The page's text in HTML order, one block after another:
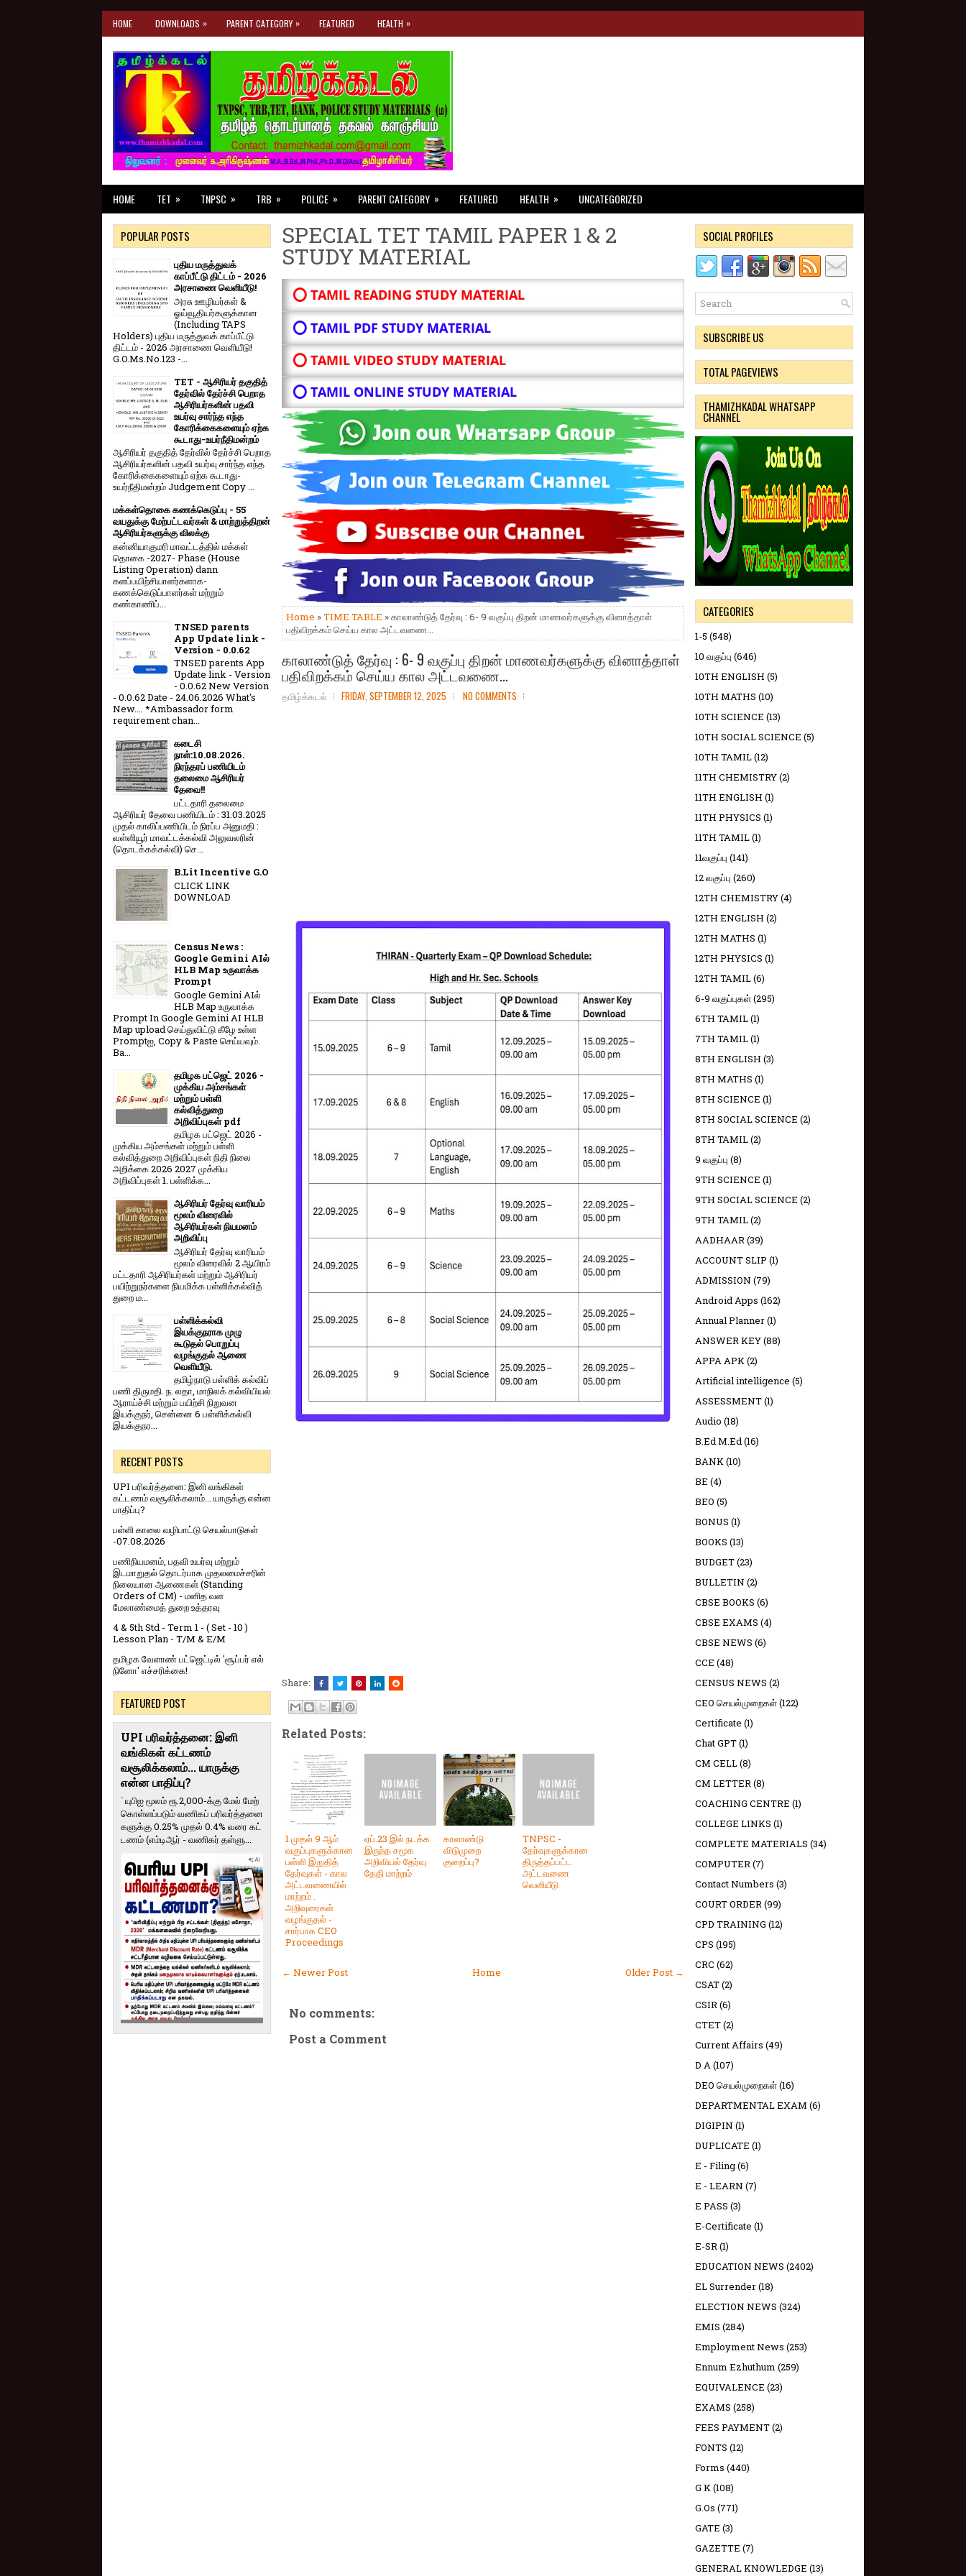
HOME DOWNLOADS » PARENT CATEGORY » FEATURED HEALTH »
HOME TET » TNPSC » TRB » POLICE » PARENT CATEGORY » FEATURED HEALTH » UNCATEGORIZED
SPECIAL TET TAMIL PAPER 1 & 2
STUDY MATERIAL
⭕ TAMIL READING STUDY MATERIAL
⭕ TAMIL PDF STUDY MATERIAL
⭕ TAMIL VIDEO STUDY MATERIAL
⭕ TAMIL ONLINE STUDY MATERIAL
Home »TIME TABLE » காலாண்டுத் தேர்வு : 6- 9 வகுப்பு திறன் மாணவர்களுக்கு வினாத்தாள்
பதிவிறக்கம் செய்ய கால அட்டவணை...
காலாண்டுத் தேர்வு : 6- 9 வகுப்பு திறன் மாணவர்களுக்கு வினாத்தாள்
பதிவிறக்கம் செய்ய கால அட்டவணை...
தமிழ்க்கடல் FRIDAY, SEPTEMBER 12, 2025 NO COMMENTS
Share:
Related Posts:
1 முதல் 9 ஆம்
வகுப்புகளுக்கான
பள்ளி இறுதித்
தேர்வுகள் - கால
அட்டவணையில்
மாற்றம் .
அறிவுரைகள்
வழங்குதல் -
சார்பாக CEO
Proceedings
ஏப்.23 இல் நடக்க
இருந்த சமூக
அறிவியல் தேர்வு
தேதி மாற்றம்
காலாண்டு
விடுமுறை
குறைப்பு?
TNPSC -
தேர்வுகளுக்கான
திருத்தப்பட்ட
அட்டவணை
வெளியீடு
← Newer Post Older Post →
Home
No comments:
Post a Comment
POPULAR POSTS
புதிய மருத்துவக்
காப்பீட்டு திட்டம் - 2026
அரசாணை வெளியீடு!
அரசு ஊழியர்கள் &
ஓய்வூதியர்களுக்கான
(Including TAPS
Holders) புதிய மருத்துவக் காப்பீட்டு
திட்டம் - 2026 அரசாணை வெளியீடு!
G.O.Ms.No.123 -...
TET - ஆசிரியர் தகுதித்
தேர்வில் தேர்ச்சி பெறாத
ஆசிரியர்களின் பதவி
உயர்வு சார்ந்த எந்த
கோரிக்கைகளையும் ஏற்க
கூடாது-உயர்நீதிமன்றம்
ஆசிரியர் தகுதித் தேர்வில் தேர்ச்சி பெறாத
ஆசிரியர்களின் பதவி உயர்வு சார்ந்த எந்த
கோரிக்கைகளையும் ஏற்க கூடாது-
உயர்நீதிமன்றம் Judgement Copy ...
மக்கள்தொகை கணக்கெடுப்பு - 55
வயதுக்கு மேற்பட்டவர்கள் & மாற்றுத்திறன்
ஆசிரியர்களுக்கு விலக்கு
கன்னியாகுமரி மாவட்டத்தில் மக்கள்
தொகை -2027- Phase (House
Listing Operation) dann
களப்பயிற்சியாளர்களாக-
கணக்கெடுப்பாளர்கள் மற்றும்
கண்காணிப்...
TNSED parents
App Update link -
Version - 0.0.62
TNSED parents App
Update link - Version
- 0.0.62 New Version
- 0.0.62 Date - 24.06.2026 What's
New.... *Ambassador form
requirement chan...
கடைசி
நாள்:10.08.2026.
நிரந்தரப் பணியிடம்
தலைமை ஆசிரியர்
தேவை!!
பட்டதாரி தலைமை
ஆசிரியர் தேவை பணியிடம் : 31.03.2025
முதல் காலிப்பணியிடம் நிரப்ப அனுமதி :
வள்ளியூர் மாவட்டக்கல்வி அலுவலரின்
(தொடக்கக்கல்வி) செ...
B.Lit Incentive G.O
CLICK LINK
DOWNLOAD
Census News :
Google Gemini AIல்
HLB Map உருவாக்க
Prompt
Google Gemini AIல்
HLB Map உருவாக்க
Prompt In Google Gemini AI HLB
Map upload செய்துவிட்டு கீழே உள்ள
Promptஐ, Copy & Paste செய்யவும்.
Ba...
தமிழக பட்ஜெட் 2026 -
முக்கிய அம்சங்கள்
மற்றும் பள்ளி
கல்வித்துறை
அறிவிப்புகள் pdf
தமிழக பட்ஜெட் 2026 -
முக்கிய அம்சங்கள் மற்றும் பள்ளி
கல்வித்துறை அறிவிப்புகள் நிதி நிலை
அறிக்கை 2026 2027 முக்கிய
அறிவிப்புகள் 1. பள்ளிக்க...
ஆசிரியர் தேர்வு வாரியம்
மூலம் விரைவில்
ஆசிரியர்கள் நியமனம்
அறிவிப்பு
ஆசிரியர் தேர்வு வாரி​யம்
மூலம் விரை​வில் 2 ஆயிரம்
பட்​ட​தாரி ஆசிரியர்​கள் மற்​றும் ஆசிரியர்
பயிற்றுநர்​களை நியமிக்க பள்​ளிக்​கல்​வித்​
துறை ம...
பள்ளிக்கல்வி
இயக்குநராக முழு
கூடுதல் பொறுப்பு
வழங்குதல் ஆணை
வெளியீடு.
தமிழ்நாடு பள்ளிக் கல்விப்
பணி திருமதி. ந. லதா, மாநிலக் கல்வியியல்
ஆராய்ச்சி மற்றும் பயிற்சி நிறுவன
இயக்குநர், சென்னை 6 பள்ளிக்கல்வி
இயக்குநர...
RECENT POSTS
UPI பரிவர்த்தனை: இனி வங்கிகள்
கட்டணம் வசூலிக்கலாம்... யாருக்கு என்ன
பாதிப்பு?
பள்ளி காலை வழிபாட்டு செயல்பாடுகள்
-07.08.2026
பணிநியமனம், பதவி உயர்வு மற்றும்
இடமாறுதல் தொடர்பாக முதலமைச்சரின்
நிலையான ஆணைகள் (Standing
Orders of CM) - மனித வள
மேலாண்மைத் துறை உத்தரவு
4 & 5th Std - Term 1 - ( Set - 10 )
Lesson Plan - T/M & E/M
தமிழக வேளாண் பட்ஜெட்டில் 'சூப்பர் எல்
நினோ' எச்சரிக்கை!
FEATURED POST
UPI பரிவர்த்தனை: இனி
வங்கிகள் கட்டணம்
வசூலிக்கலாம்... யாருக்கு
என்ன பாதிப்பு?
` யுபிஐ மூலம் ரூ.2,000-க்கு மேல் மேற்​
கொள்​ளப்​படும் வணி​கப் பரிவர்த்​தனை​
களுக்கு 0.25% முதல் 0.4% வரை கட்​
ட​ணம் (எம்​டிஆர் - வணி​கர் தள்​ளு...
SOCIAL PROFILES
SUBSCRIBE US
TOTAL PAGEVIEWS
THAMIZHKADAL WHATSAPP
CHANNEL
CATEGORIES
1-5 (548)
10 வகுப்பு (646)
10TH ENGLISH (5)
10TH MATHS (10)
10TH SCIENCE (13)
10TH SOCIAL SCIENCE (5)
10TH TAMIL(12)
11TH CHEMISTRY(2)
11TH ENGLISH (1)
11TH PHYSICS (1)
11TH TAMIL(1)
11வகுப்பு (141)
12 வகுப்பு (260)
12TH CHEMISTRY(4)
12TH ENGLISH (2)
12TH MATHS (1)
12TH PHYSICS (1)
12TH TAMIL(6)
6-9 வகுப்புகள்(295)
6TH TAMIL(1)
7TH TAMIL(1)
8TH ENGLISH (3)
8TH MATHS (1)
8TH SCIENCE (1)
8TH SOCIAL SCIENCE (2)
8TH TAMIL(2)
9 வகுப்பு (8)
9TH SCIENCE (1)
9TH SOCIAL SCIENCE (2)
9TH TAMIL(2)
AADHAAR(39)
ACCOUNT SLIP (1)
ADMISSION (79)
Android Apps (162)
Annual Planner(1)
ANSWER KEY(88)
APPA APK(2)
Artificial intelligence (5)
ASSESSMENT(1)
Audio (18)
B.Ed M.Ed(16)
BANK(10)
BE (4)
BEO (5)
BONUS (1)
BOOKS (13)
BUDGET(23)
BULLETIN (2)
CBSE BOOKS (6)
CBSE EXAMS (4)
CBSE NEWS (6)
CCE (48)
CENSUS NEWS (2)
CEO செயல்முறைகள்(122)
Certificate (1)
Chat GPT(1)
CM CELL(8)
CM LETTER(8)
COACHING CENTRE (1)
COLLEGE LINKS (1)
COMPLETE MATERIALS (34)
COMPUTER(7)
Contact Numbers (3)
COURT ORDER(99)
CPD TRAINING (12)
CPS (195)
CRC (62)
CSAT(2)
CSIR(6)
CTET(2)
Current Affairs (49)
D A(107)
DEO செயல்முறைகள்(16)
DEPARTMENTAL EXAM (6)
DIGIPIN (1)
DUPLICATE (1)
E - Filing(6)
E - LEARN (7)
E PASS (3)
E-Certificate (1)
E-SR(1)
EDUCATION NEWS (2402)
EL Surrender(18)
ELECTION NEWS (324)
EMIS (284)
Employment News (253)
Ennum Ezhuthum (259)
EQUIVALENCE (23)
EXAMS (258)
FEES PAYMENT(2)
FONTS (12)
Forms (440)
G K(108)
G.Os (771)
GATE (3)
GAZETTE (7)
GENERAL KNOWLEDGE (13)